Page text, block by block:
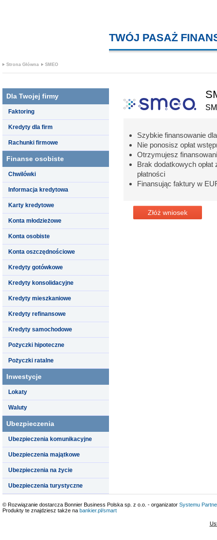
TWÓJ PASAŻ
Strona Główna SMEO
Dla Twojej firmy
Faktoring
Kredyty dla firm
Rachunki firmowe
Finanse osobiste
Chwilówki
Informacja kredytowa
Karty kredytowe
Konta młodzieżowe
Konta osobiste
Konta oszczędnościowe
Kredyty gotówkowe
Kredyty konsolidacyjne
Kredyty mieszkaniowe
Kredyty refinansowe
Kredyty samochodowe
Pożyczki hipoteczne
Pożyczki ratalne
Inwestycje
Lokaty
Waluty
Ubezpieczenia
Ubezpieczenia komunikacyjne
Ubezpieczenia majątkowe
Ubezpieczenia na życie
Ubezpieczenia turystyczne
Szybkie finansowanie
Nie ponosisz opłat
Otrzymujesz
Brak dodatkowych
płatności
Finansując faktury w
Złóż wniosek
© Rozwiązanie dostarcza Bonnier Business Polska sp. z o.o. - organizator Systemu
Produkty te znajdziesz także na bankier.pl/smart